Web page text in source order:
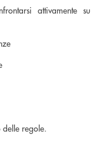
attivamente su
regole.